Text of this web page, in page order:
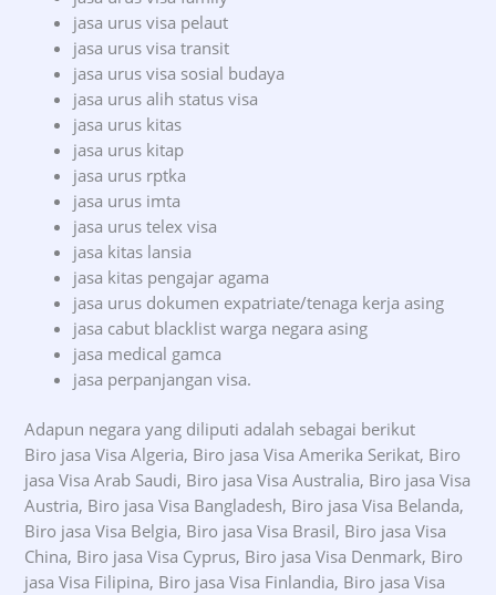
jasa urus visa pelaut
jasa urus visa transit
jasa urus visa sosial budaya
jasa urus alih status visa
jasa urus kitas
jasa urus kitap
jasa urus rptka
jasa urus imta
jasa urus telex visa
jasa kitas lansia
jasa kitas pengajar agama
jasa urus dokumen expatriate/tenaga kerja asing
jasa cabut blacklist warga negara asing
jasa medical gamca
jasa perpanjangan visa.
Adapun negara yang diliputi adalah sebagai berikut
Biro jasa Visa Algeria, Biro jasa Visa Amerika Serikat, Biro
jasa Visa Arab Saudi, Biro jasa Visa Australia, Biro jasa Visa
Austria, Biro jasa Visa Bangladesh, Biro jasa Visa Belanda,
Biro jasa Visa Belgia, Biro jasa Visa Brasil, Biro jasa Visa
China, Biro jasa Visa Cyprus, Biro jasa Visa Denmark, Biro
jasa Visa Filipina, Biro jasa Visa Finlandia, Biro jasa Visa